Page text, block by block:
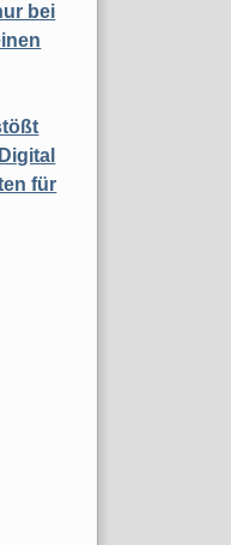
bei
für